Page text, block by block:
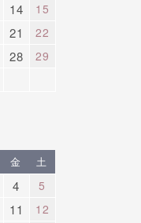
14
15
21
22
28
29
金 土
4
5
11
12